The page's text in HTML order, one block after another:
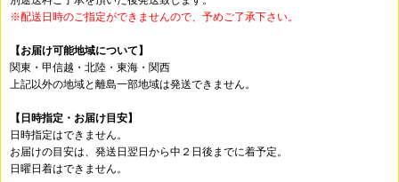
※配送日時のご指定ができませんので、予めご了承下さい。
【お届け可能地域について】
関東・甲信越・北陸・東海・関西
上記以外の地域と離島一部地域は発送できません。
【日時指定・お届け目安】
日時指定はできません。
お届けの目安は、発送日翌日から中２日後までに着予定。
日曜日着はできません。